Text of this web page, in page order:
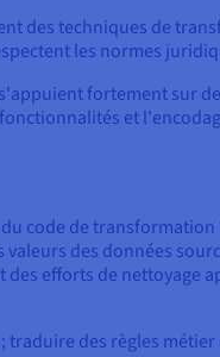
des techniques de
les normes
fortement sur
et
code de
des données
efforts de nettoyage
des règles